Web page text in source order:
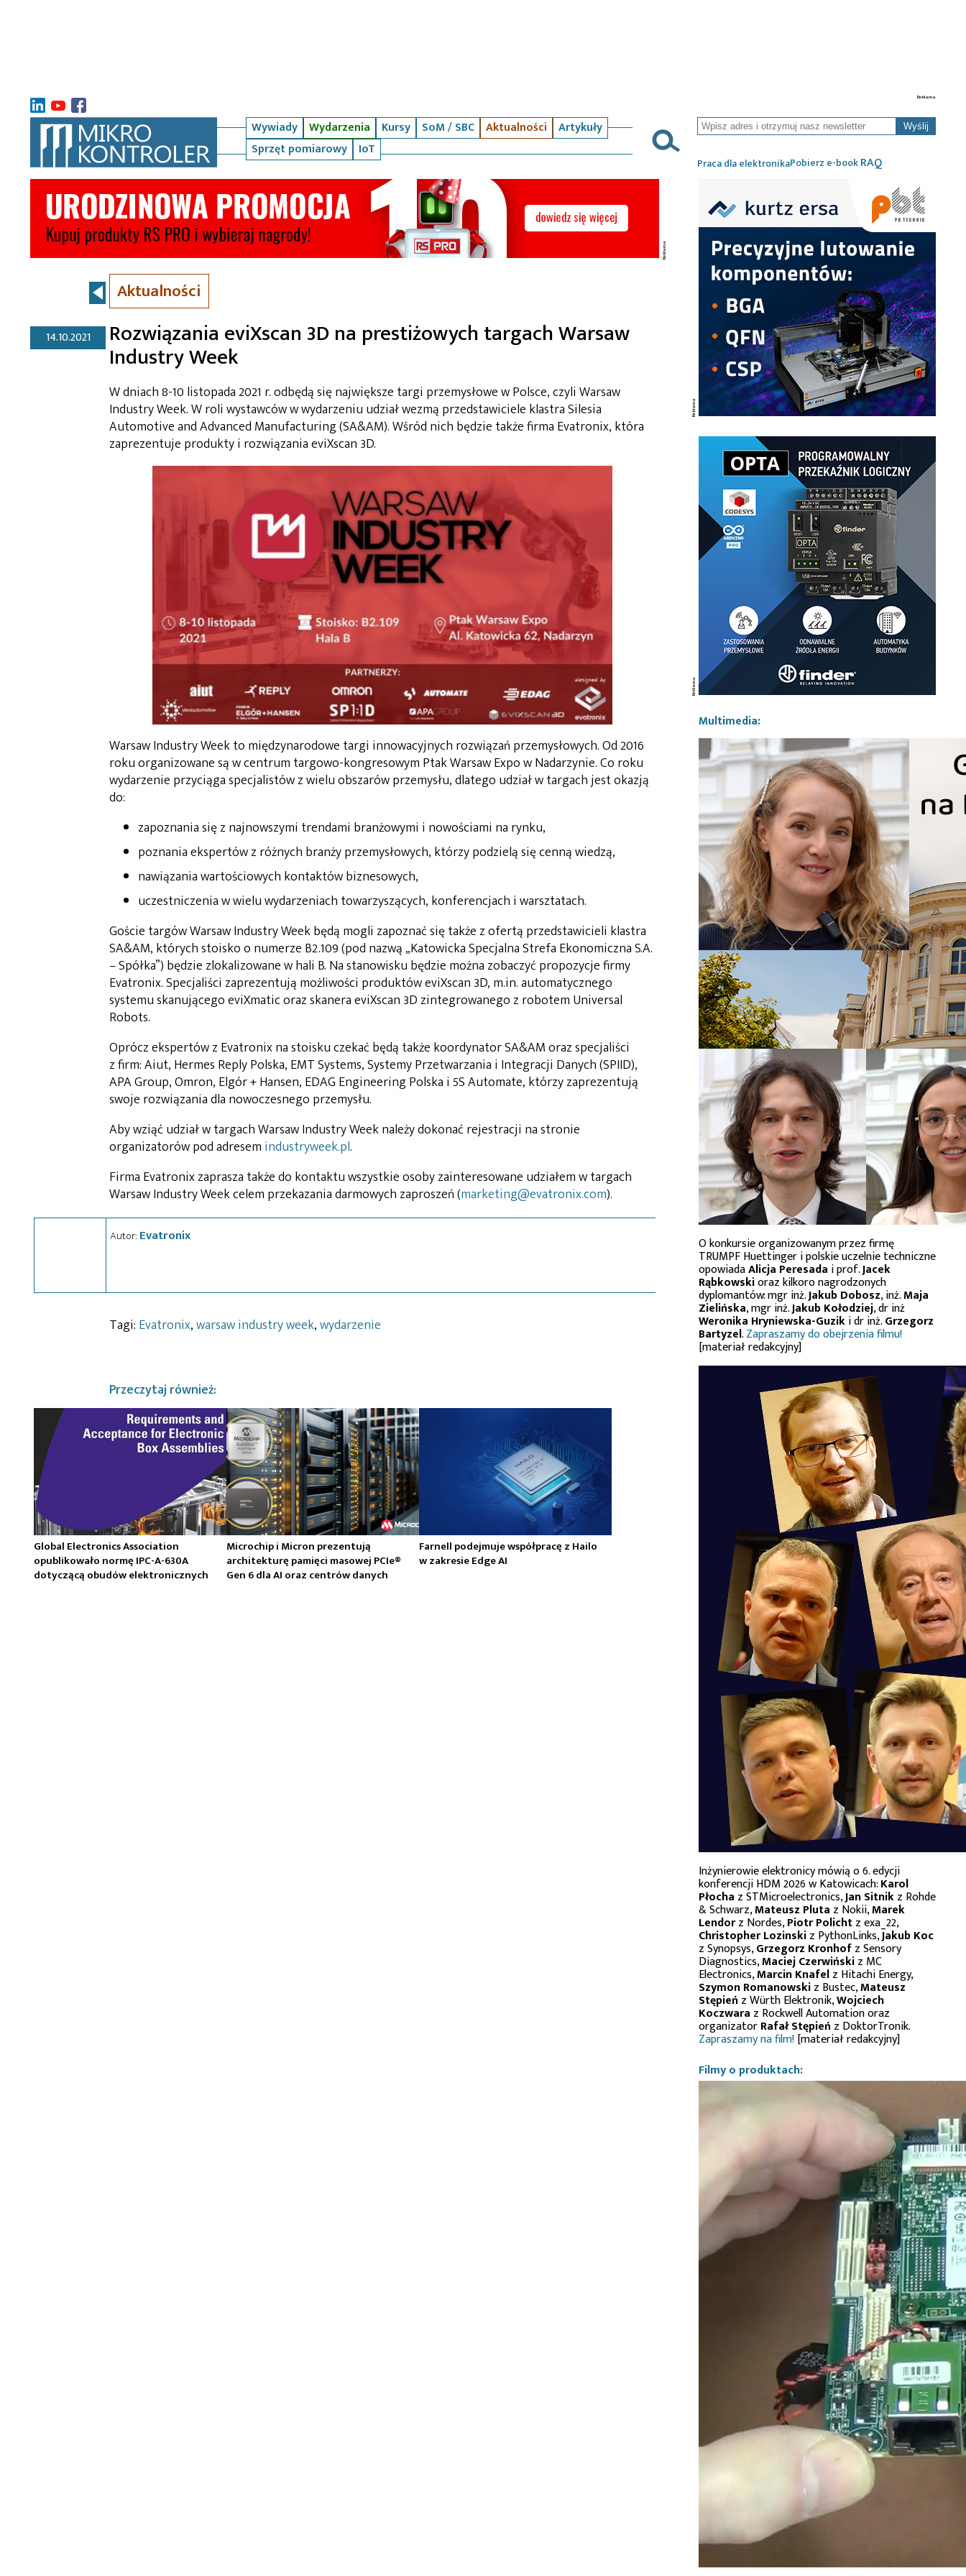
Wywiady Wydarzenia Kursy SoM / SBC Aktualności
Artykuły
Sprzęt pomiarowy
IoT
Wyślij
Praca dla elektronikaPobierz e-bookRAQ
Aktualności
14.10.2021 Rozwiązania eviXscan 3D na prestiżowych targach Warsaw
Industry Week
W dniach 8-10 listopada 2021 r. odbędą się największe targi przemysłowe w Polsce, czyli Warsaw
Industry Week. W roli wystawców w wydarzeniu udział wezmą przedstawiciele klastra Silesia
Automotive and Advanced Manufacturing (SA&AM). Wśród nich będzie także firma Evatronix, która
zaprezentuje produkty i rozwiązania eviXscan 3D.
Warsaw Industry Week to międzynarodowe targi innowacyjnych rozwiązań przemysłowych. Od 2016
roku organizowane są w centrum targowo-kongresowym Ptak Warsaw Expo w Nadarzynie. Co roku
wydarzenie przyciąga specjalistów z wielu obszarów przemysłu, dlatego udział w targach jest okazją
do:
zapoznania się z najnowszymi trendami branżowymi i nowościami na rynku,
poznania ekspertów z różnych branży przemysłowych, którzy podzielą się cenną wiedzą,
nawiązania wartościowych kontaktów biznesowych,
uczestniczenia w wielu wydarzeniach towarzyszących, konferencjach i warsztatach.
Goście targów Warsaw Industry Week będą mogli zapoznać się także z ofertą przedstawicieli klastra
SA&AM, których stoisko o numerze B2.109 (pod nazwą „Katowicka Specjalna Strefa Ekonomiczna S.A.
– Spółka”) będzie zlokalizowane w hali B. Na stanowisku będzie można zobaczyć propozycje firmy
Evatronix. Specjaliści zaprezentują możliwości produktów eviXscan 3D, m.in. automatycznego
systemu skanującego eviXmatic oraz skanera eviXscan 3D zintegrowanego z robotem Universal
Robots.
Oprócz ekspertów z Evatronix na stoisku czekać będą także koordynator SA&AM oraz specjaliści
z firm: Aiut, Hermes Reply Polska, EMT Systems, Systemy Przetwarzania i Integracji Danych (SPIID),
APA Group, Omron, Elgór + Hansen, EDAG Engineering Polska i 5S Automate, którzy zaprezentują
swoje rozwiązania dla nowoczesnego przemysłu.
Aby wziąć udział w targach Warsaw Industry Week należy dokonać rejestracji na stronie
organizatorów pod adresem industryweek.pl.
Firma Evatronix zaprasza także do kontaktu wszystkie osoby zainteresowane udziałem w targach
Warsaw Industry Week celem przekazania darmowych zaproszeń (marketing@evatronix.com).
Autor: Evatronix
Tagi: Evatronix,warsaw industry week,wydarzenie
Przeczytaj również:
Global Electronics Association
opublikowało normę IPC-A-630A
dotyczącą obudów elektronicznych
Microchip i Micron prezentują
architekturę pamięci masowej PCIe®
Gen 6 dla AI oraz centrów danych
Farnell podejmuje współpracę z Hailo
w zakresie Edge AI
Multimedia:
O konkursie organizowanym przez firmę
TRUMPF Huettinger i polskie uczelnie techniczne
opowiadaAlicja Peresada i prof.Jacek
Rąbkowskioraz kilkoro nagrodzonych
dyplomantów: mgr inż.Jakub Dobosz, inż.Maja
Zielińska, mgr inż.Jakub Kołodziej, dr inż
Weronika Hryniewska-Guziki dr inż.Grzegorz
Bartyzel.Zapraszamy do obejrzenia filmu!
[materiał redakcyjny]
Inżynierowie elektronicy mówią o 6. edycji
konferencji HDM 2026 w Katowicach:Karol
Płocha z STMicroelectronics,Jan Sitnikz Rohde
& Schwarz,Mateusz Pluta z Nokii,Marek
Lendorz Nordes,Piotr Polichtz exa_22,
Christopher Lozinskiz PythonLinks,Jakub Koc
z Synopsys,Grzegorz Kronhofz Sensory
Diagnostics,Maciej Czerwińskiz MC
Electronics,Marcin Knafelz Hitachi Energy,
Szymon Romanowskiz Bustec,Mateusz
Stępień z Würth Elektronik,Wojciech
Koczwara z Rockwell Automation oraz
organizatorRafał Stępień z DoktorTronik.
Zapraszamy na film![materiał redakcyjny]
Filmy o produktach: